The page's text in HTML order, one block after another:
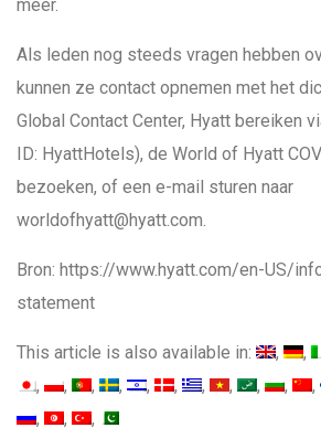
meer.
Als leden nog steeds vragen hebben
kunnen ze contact opnemen met het
Global Contact Center, Hyatt bereiken
ID: HyattHotels), de World of Hyatt
bezoeken, of een e-mail sturen naar
worldofhyatt@hyatt.com.
Bron: https://www.hyatt.com/en-US/
statement
This article is also available in: